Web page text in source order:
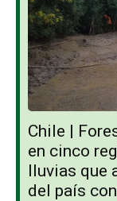
Chile |
en cinco
lluvias que
del país